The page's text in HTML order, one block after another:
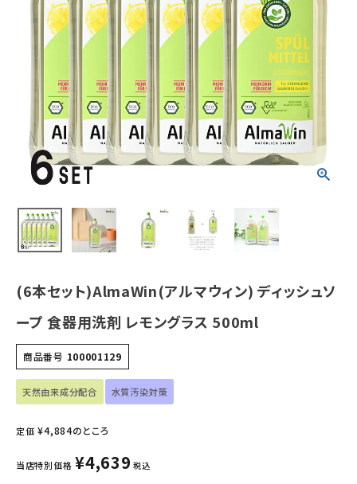
ウィン) ディッシ
ュソープ 食器
用洗剤 レモン
(税込)
ホーム
新商品
カテゴリーから探す
美容・コスメ・香水
衛生用品
日用品雑貨
フェムケア
(6本セット)AlmaWin(アルマウィン) ディッシュソ
ープ 食器用洗剤 レモングラス 500ml
商品番号 100001129
天然由来成分配合 水質汚染対策
定価 ¥4,884のところ
当店特別価格 ¥4,639 税込